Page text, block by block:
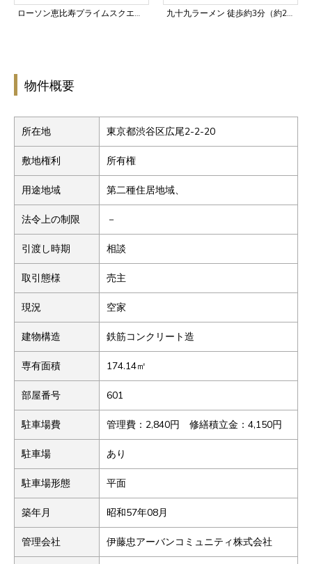
ローソン恵比寿プライムスクエア店 徒歩約3分（約200m） 九十九ラーメン 徒歩約3分（約233m）
物件概要
所在地 東京都渋谷区広尾2-2-20
敷地権利 所有権
用途地域 第二種住居地域、
法令上の制限 －
引渡し時期 相談
取引態様 売主
現況 空家
建物構造 鉄筋コンクリート造
専有面積 174.14㎡
部屋番号 601
駐車場費 管理費：2,840円 修繕積立金：4,150円
駐車場 あり
駐車場形態 平面
築年月 昭和57年08月
管理会社 伊藤忠アーバンコミュニティ株式会社